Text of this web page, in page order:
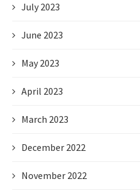
July 2023
June 2023
May 2023
April 2023
March 2023
December 2022
November 2022